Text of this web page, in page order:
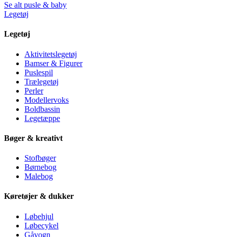
Se alt pusle & baby
Legetøj
Legetøj
Aktivitetslegetøj
Bamser & Figurer
Puslespil
Trælegetøj
Perler
Modellervoks
Boldbassin
Legetæppe
Bøger & kreativt
Stofbøger
Børnebog
Malebog
Køretøjer & dukker
Løbehjul
Løbecykel
Gåvogn